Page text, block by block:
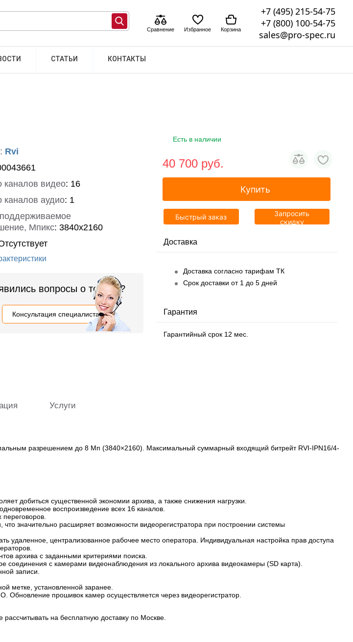
СТАТЬИ КОНТАКТЫ
Сравнение Избранное Корзина
+7 (495) 215-54-75
+7 (800) 100-54-75
sales@pro-spec.ru
Есть в наличии
Rvi
каналов видео: 16
каналов аудио: 1
Мпикс: 3840x2160
вопросы о товаре?
Консультация специалиста
40 700 pуб.
Купить
Быстрый заказ
Запросить
скидку
Доставка
Доставка согласно тарифам ТК
Срок доставки от 1 до 5 дней
Гарантия
Гарантийный срок 12 мес.
разрешением до 8 Мп (3840×2160). Максимальный суммарный входящий битрейт RVI-IPN16/4-
добиться существенной экономии архива, а также снижения нагрузки.
воспроизведение всех 16 каналов.
значительно расширяет возможности видеорегистратора при построении системы
удаленное, централизованное рабочее место оператора. Индивидуальная настройка прав доступа
архива с заданными критериями поиска.
соединения с камерами видеонаблюдения из локального архива видеокамеры (SD карта).
записи.
метке, установленной заранее.
Обновление прошивок камер осуществляется через видеорегистратор.
на бесплатную доставку по Москве.
Услуги